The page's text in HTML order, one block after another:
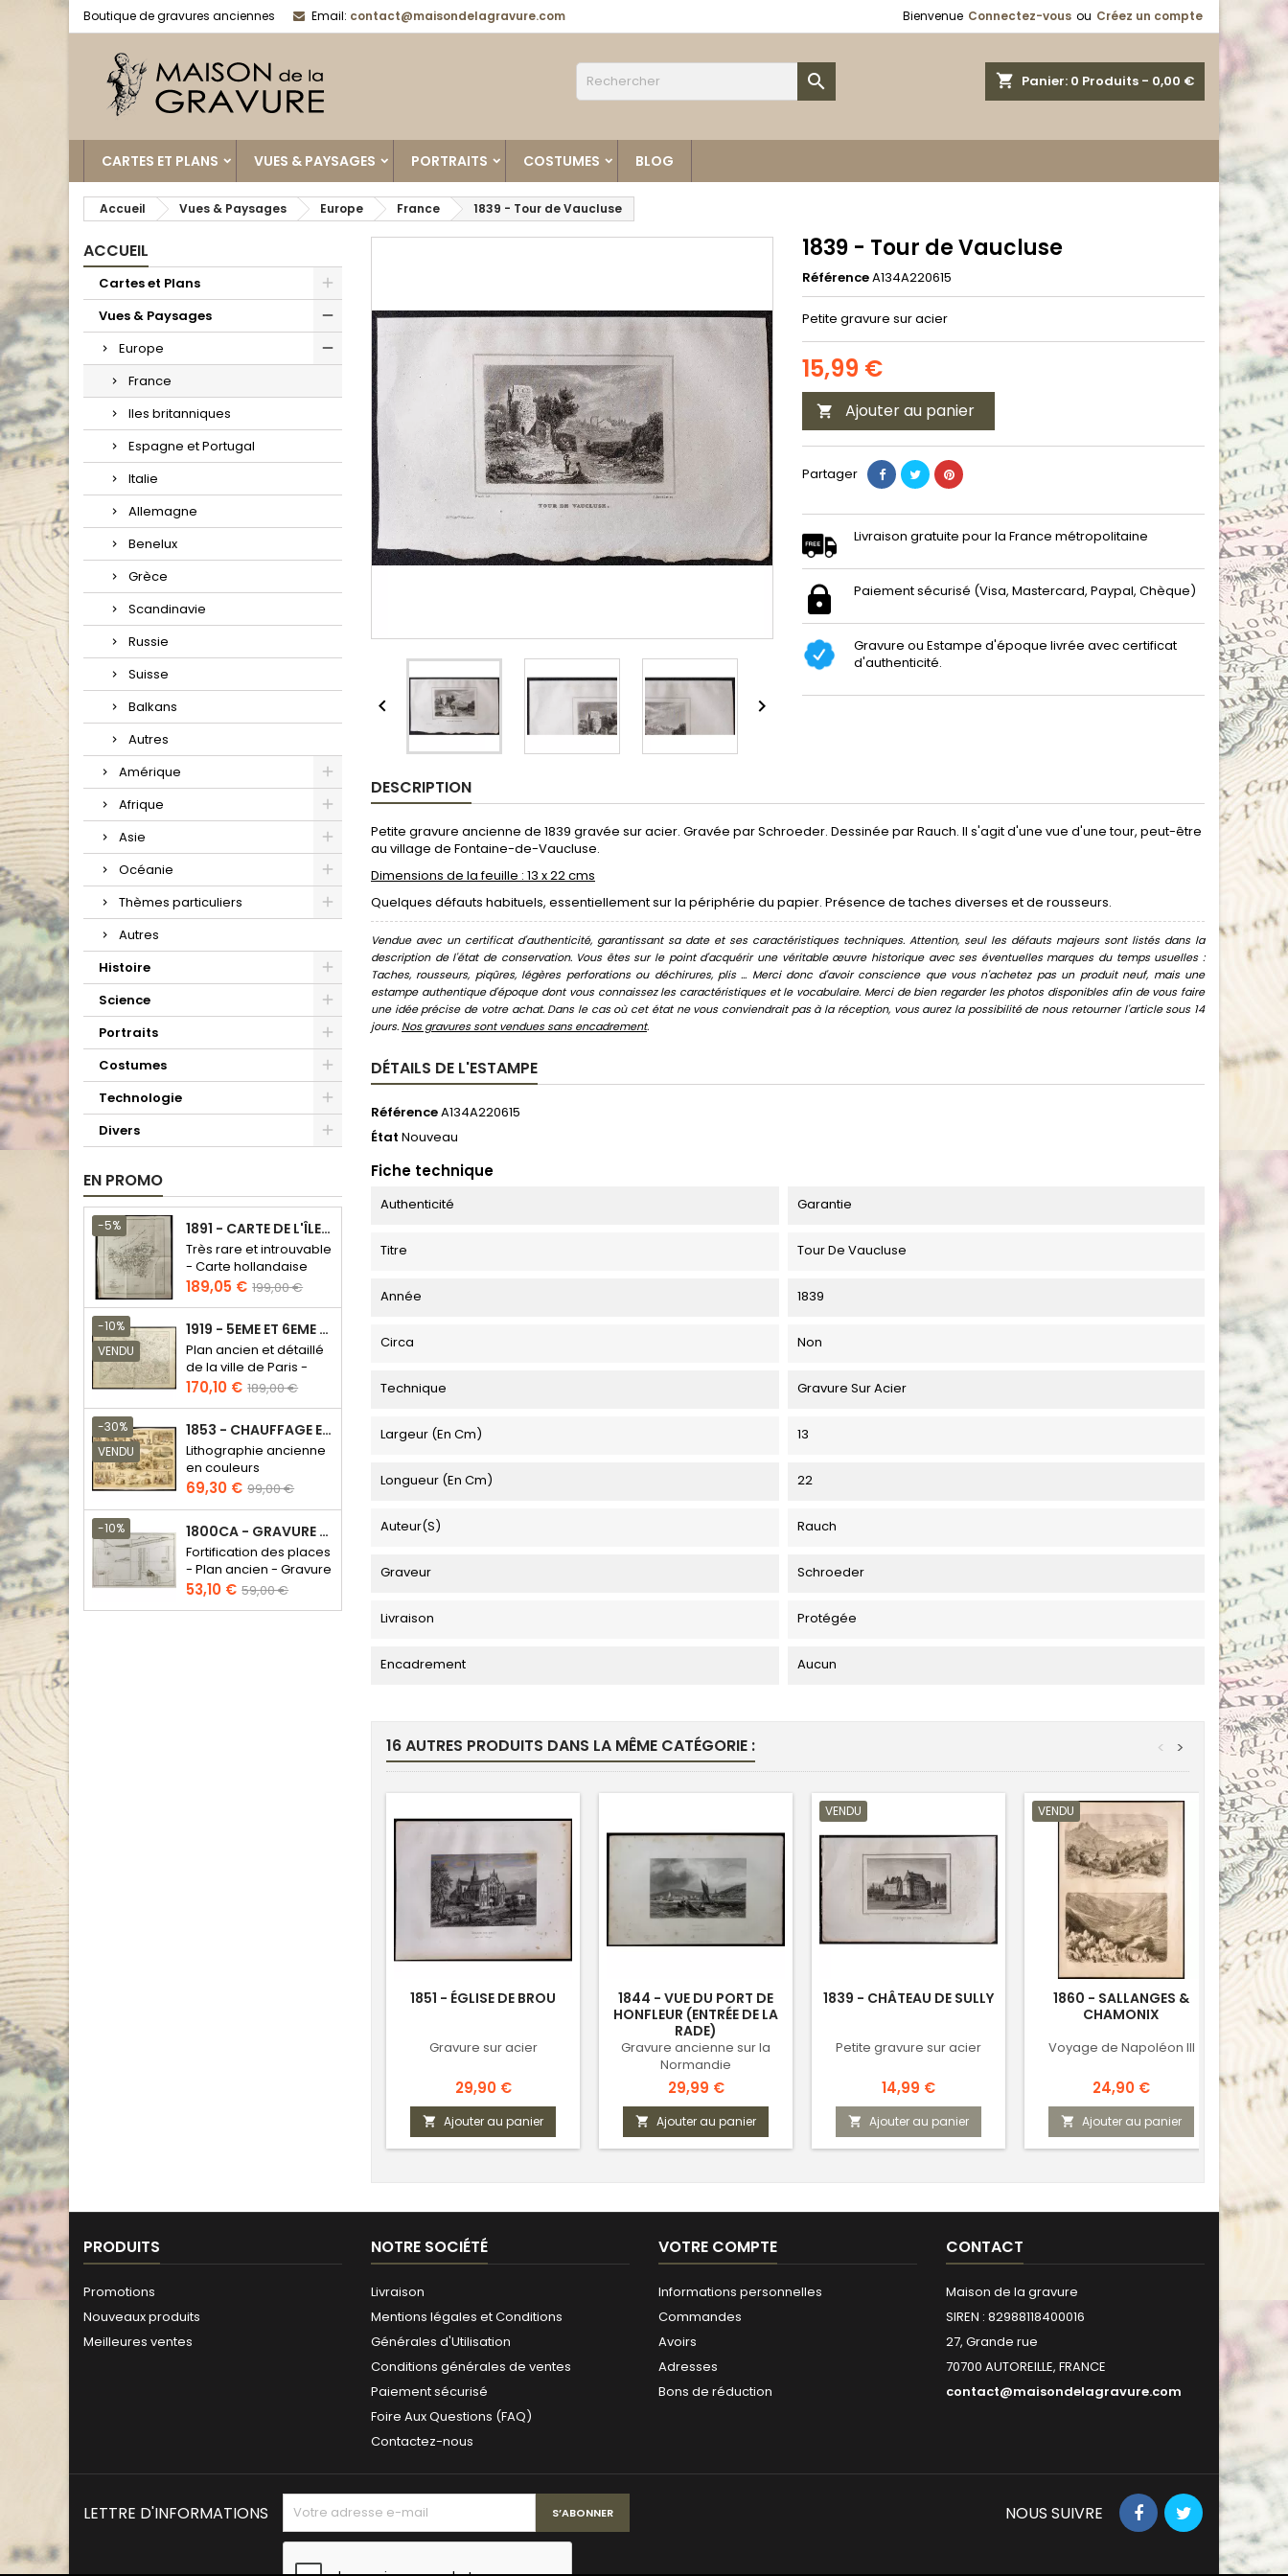
Boutique de gravures anciennes Email: contact@maisondelagravure.com Bienvenue Connectez-vous ou Créez un compte
shopping_cart Panier: 0 Produits - 0,00 €

CARTES ET PLANS VUES & PAYSAGES PORTRAITS COSTUMES BLOG
Accueil Vues & Paysages Europe France 1839 - Tour de Vaucluse
ACCUEIL
Cartes et Plans
Vues & Paysages
Europe
France
Iles britanniques
Espagne et Portugal
Italie
Allemagne
Benelux
Grèce
Scandinavie
Russie
Suisse
Balkans
Autres
Amérique
Afrique
Asie
Océanie
Thèmes particuliers
Autres
Histoire
Science
Portraits
Costumes
Technologie
Divers
EN PROMO
-5% 1891 - CARTE DE L'ÎLE DE BORNÉO
Très rare et introuvable
- Carte hollandaise
Prix
189,05 € Prix
de
base
199,00 €
-10%
VENDU
1919 - 5EME ET 6EME ARRONDISSEMENT DE PARIS
Plan ancien et détaillé
de la ville de Paris -
Odéon - Sorbonne
Prix
170,10 € Prix
de
base
189,00 €
-30%
VENDU
1853 - CHAUFFAGE ET ÉCLAIRAGE (LITHOGRAPHIE)
Lithographie ancienne
en couleurs
Prix
69,30 € Prix
de
base
99,00 €
-10% 1800CA - GRAVURE ARCHITECTURE MILITAIRE - ATTAQUE ET DÉFENSE
Fortification des places
- Plan ancien - Gravure
en taille douce
Prix
53,10 € Prix
de
59,00 €
 
1839 - Tour de Vaucluse
RéférenceA134A220615
Petite gravure sur acier
15,99 €
 Ajouter au panier
Partager
Livraison gratuite pour la France métropolitaine
Paiement sécurisé (Visa, Mastercard, Paypal, Chèque)
Gravure ou Estampe d'époque livrée avec certificat
d'authenticité.
DESCRIPTION
Petite gravure ancienne de 1839 gravée sur acier. Gravée par Schroeder. Dessinée par Rauch. Il s'agit d'une vue d'une tour, peut-être
au village de Fontaine-de-Vaucluse.
Dimensions de la feuille : 13 x 22 cms
Quelques défauts habituels, essentiellement sur la périphérie du papier. Présence de taches diverses et de rousseurs.
Vendue avec un certificat d'authenticité, garantissant sa date et ses caractéristiques techniques. Attention, seul les défauts majeurs sont listés dans la
description de l'état de conservation. Vous êtes sur le point d'acquérir une véritable œuvre historique avec ses éventuelles marques du temps usuelles :
Taches, rousseurs, piqûres, légères perforations ou déchirures, plis ... Merci donc d'avoir conscience que vous n'achetez pas un produit neuf, mais une
estampe authentique d'époque dont vous connaissez les caractéristiques et le vocabulaire. Merci de bien regarder les photos disponibles afin de vous faire
une idée précise de votre achat. Dans le cas où cet état ne vous conviendrait pas à la réception, vous aurez la possibilité de nous retourner l'article sous 14
jours. Nos gravures sont vendues sans encadrement.
DÉTAILS DE L'ESTAMPE
RéférenceA134A220615
État Nouveau
Fiche technique
Authenticité Garantie
Titre Tour De Vaucluse
Année 1839
Circa Non
Technique Gravure Sur Acier
Largeur (en Cm) 13
Longueur (en Cm) 22
Auteur(s) Rauch
Graveur Schroeder
Livraison Protégée
Encadrement Aucun
16 AUTRES PRODUITS DANS LA MÊME CATÉGORIE : >
<
1851 - ÉGLISE DE BROU
Gravure sur acier
Prix
29,90 €
 Ajouter au panier
1844 - VUE DU PORT DE
HONFLEUR (ENTRÉE DE LA
RADE)
Gravure ancienne sur la
Normandie
Prix
29,99 €
 Ajouter au panier
VENDU
1839 - CHÂTEAU DE SULLY
Petite gravure sur acier
Prix
14,99 €
 Ajouter au panier
VENDU
1860 - SALLANGES &
CHAMONIX
Voyage de Napoléon III
Prix
24,90 €
 Ajouter au panier
PRODUITS
Promotions
Nouveaux produits
Meilleures ventes
NOTRE SOCIÉTÉ
Livraison
Mentions légales et Conditions
Générales d'Utilisation
Conditions générales de ventes
Paiement sécurisé
Foire Aux Questions (FAQ)
Contactez-nous
VOTRE COMPTE
Informations personnelles
Commandes
Avoirs
Adresses
Bons de réduction
CONTACT
Maison de la gravure
SIREN : 82988118400016
27, Grande rue
70700 AUTOREILLE, FRANCE
contact@maisondelagravure.com
LETTRE D'INFORMATIONS NOUS SUIVRE